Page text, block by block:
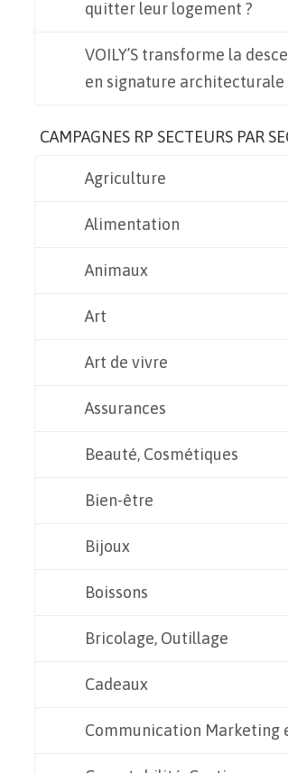
quitter leur logement ?
VOILY’S transforme la
en signature architecturale
CAMPAGNES RP SECTEURS PAR
Agriculture
Alimentation
Animaux
Art
Art de vivre
Assurances
Beauté, Cosmétiques
Bien-être
Bijoux
Boissons
Bricolage, Outillage
Cadeaux
Communication Marketing